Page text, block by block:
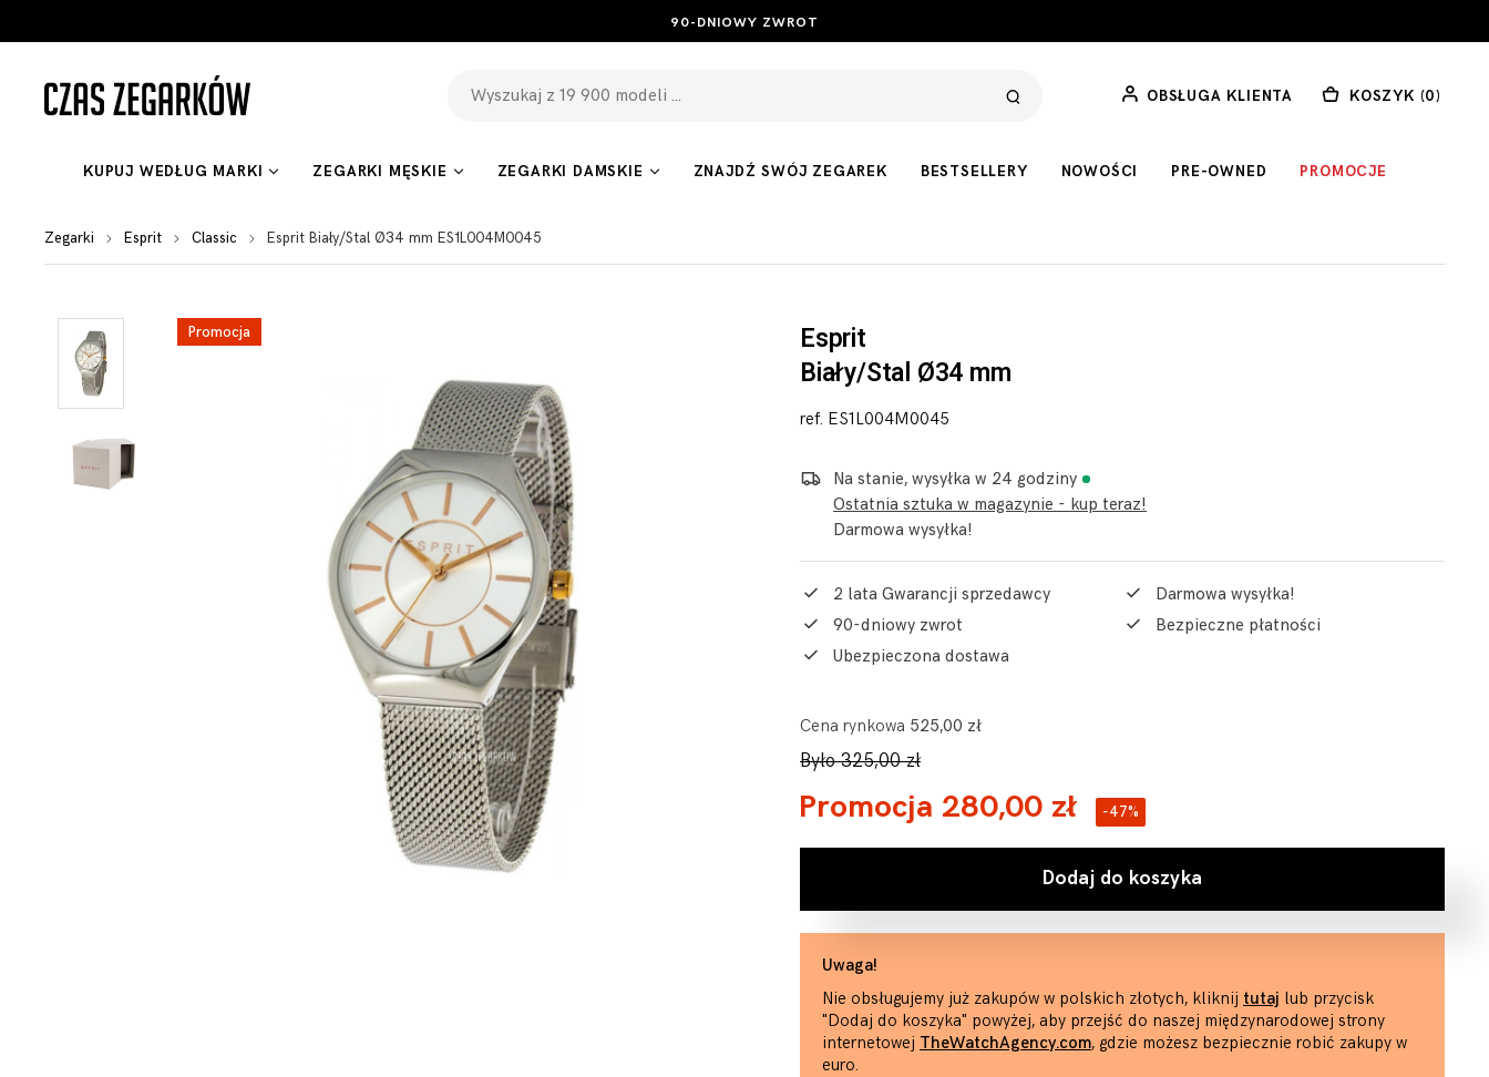
BEZPŁATNE ZWROTY I WYMIANA
OBSŁUGA KLIENTA KOSZYK (0)
KUPUJ WEDŁUG MARKI ZEGARKI MĘSKIE ZEGARKI DAMSKIE ZNAJDŹ SWÓJ ZEGAREK BESTSELLERY NOWOŚCI PRE-OWNED PROMOCJE
Zegarki Esprit Classic Esprit Biały/Stal Ø34 mm ES1L004M0045
Promocja
Esprit
Biały/Stal Ø34 mm
ref. ES1L004M0045
Na stanie, wysyłka w 24 godziny
Ostatnia sztuka w magazynie - kup teraz!
Darmowa wysyłka!
2 lata Gwarancji sprzedawcy
Darmowa wysyłka!
90-dniowy zwrot
Bezpieczne płatności
Ubezpieczona dostawa
Cena rynkowa 525,00 zł
Było 325,00 zł
Promocja 280,00 zł -47%
Dodaj do koszyka
Uwaga!
Nie obsługujemy już zakupów w polskich złotych, kliknij tutaj lub przycisk
"Dodaj do koszyka" powyżej, aby przejść do naszej międzynarodowej strony
internetowej TheWatchAgency.com, gdzie możesz bezpiecznie robić zakupy w
euro.